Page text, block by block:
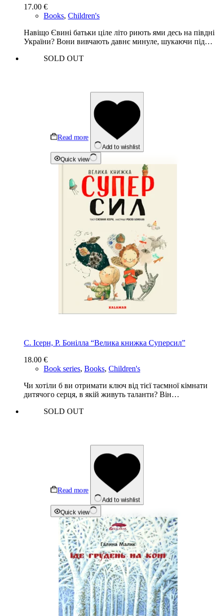
17.00 €
Books, Children's
Навіщо Євині батьки ціле літо риють ями десь на півдні
України? Вони вивчають давнє минуле, шукаючи під…
SOLD OUT
Read more
Add to wishlist
Quick view
С. Ісерн, Р. Бонiлла “Велика книжка Суперсил”
18.00 €
Book series, Books, Children's
Чи хотіли б ви отримати ключ від тієї таємної кімнати
дитячого серця, в якій живуть таланти? Він…
SOLD OUT
Read more
Add to wishlist
Quick view